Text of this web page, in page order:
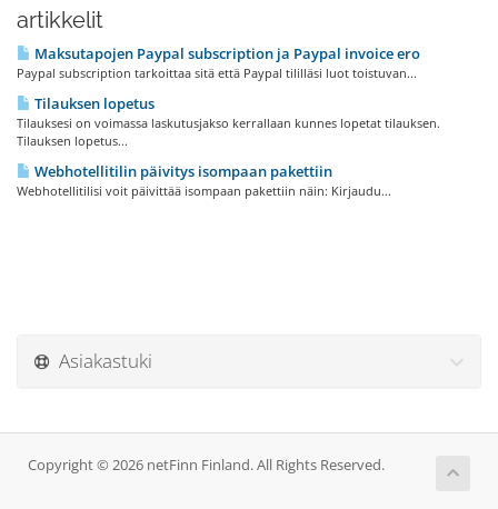
artikkelit
Maksutapojen Paypal subscription ja Paypal invoice ero
Paypal subscription tarkoittaa sitä että Paypal tililläsi luot toistuvan...
Tilauksen lopetus
Tilauksesi on voimassa laskutusjakso kerrallaan kunnes lopetat tilauksen.
Tilauksen lopetus...
Webhotellitilin päivitys isompaan pakettiin
Webhotellitilisi voit päivittää isompaan pakettiin näin: Kirjaudu...
Asiakastuki
Copyright © 2026 netFinn Finland. All Rights Reserved.